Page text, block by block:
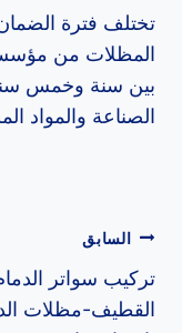
تختلف فترة
المظلات من
بين سنة وخمس
الصناعة والمواد
تصفّح
المقالات
السابق
تركيب سواتر
القطيف-مظلات